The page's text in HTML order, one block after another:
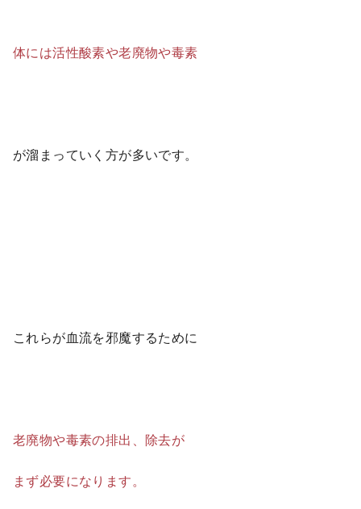
体には活性酸素や老廃物や毒素
が溜まっていく方が多いです。
これらが血流を邪魔するために
老廃物や毒素の排出、除去が
まず必要になります。